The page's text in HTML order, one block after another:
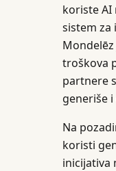
koriste AI
sistem za
troškova
partnere
generiše
Na
koristi
inicijativa